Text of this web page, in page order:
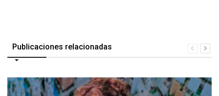
Publicaciones relacionadas